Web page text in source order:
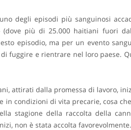
degli episodi più sanguinosi
più di 25.000 haitiani fuori
episodio, ma per un evento
fuggire e rientrare nel loro paese.
attirati dalla promessa di lavoro,
in condizioni di vita precarie, cosa
stagione della raccolta della
non è stata accolta